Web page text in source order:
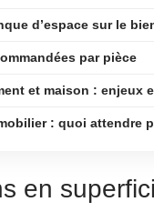
d’espace sur le
par pièce
et maison : enjeux
: quoi attendre
en